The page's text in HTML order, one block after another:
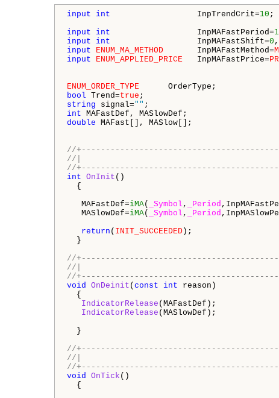
input int InpTrendCrit=10 ;
input
int InpMAFastPeriod=
input
int InpMAFastShift=0
input
ENUM_MA_METHOD InpMAFastMethod=
input
ENUM_APPLIED_PRICE InpMAFastPrice=
ENUM_ORDER_TYPE
bool Trend=true
string signal=""
int
double MAFast[], MASlow[];
//
//|
//
int OnInit ()
{
MAFastDef=iMA( _Symbol , _Period
MASlowDef=iMA( _Symbol , _Period
return ( INIT_SUCCEEDED );
}
//
//|
//
void OnDeinit ( const int reason)
{
IndicatorRelease (MAFastDef);
IndicatorRelease (MASlowDef);
}
//
//|
//
void OnTick ()
{